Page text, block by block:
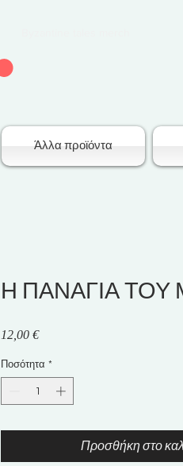
Άλλα προϊόντα
Η ΠΑΝΑΓΙΑ ΤΟΥ
12,00 €Τιμή
Ποσότητα *
Προσθήκη στο